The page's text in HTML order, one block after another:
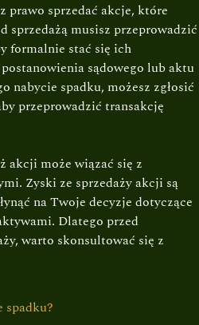
prawo sprzedać akcje, które
sprzedażą musisz przeprowadzić
formalnie stać się ich
sądowego lub aktu
nabycie spadku, możesz zgłosić
przeprowadzić transakcję
akcji może wiązać się z
Zyski ze sprzedaży akcji są
na Twoje decyzje dotyczące
Dlatego przed
warto skonsultować się z
spadku?